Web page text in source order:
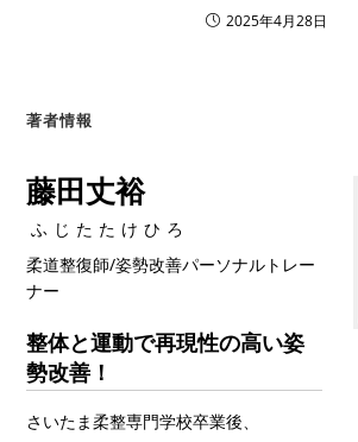
2025年4月28日
著者情報
藤田丈裕
ふじたたけひろ
柔道整復師/姿勢改善パーソナルトレー
ナー
整体と運動で再現性の高い姿
勢改善！
さいたま柔整専門学校卒業後、